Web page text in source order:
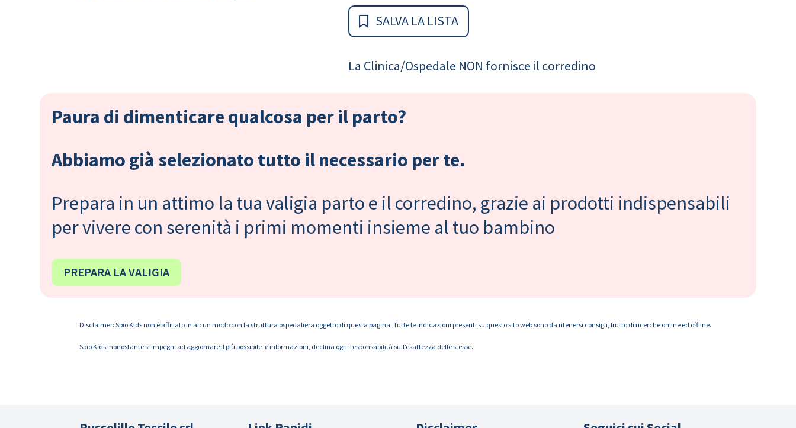
SALVA LA LISTA
La Clinica/Ospedale NON fornisce il corredino
Paura di dimenticare qualcosa per il parto?
Abbiamo già selezionato tutto il necessario per te.
Prepara in un attimo la tua valigia parto e il corredino, grazie ai prodotti indispensabili
per vivere con serenità i primi momenti insieme al tuo bambino
PREPARA LA VALIGIA
Disclaimer: Spio Kids non è affiliato in alcun modo con la struttura ospedaliera oggetto di questa pagina. Tutte le indicazioni presenti su questo sito web sono da ritenersi consigli, frutto di ricerche online ed offline.
Spio Kids, nonostante si impegni ad aggiornare il più possibile le informazioni, declina ogni responsabilità sull’esattezza delle stesse.